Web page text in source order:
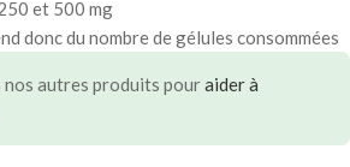
et 500 mg
donc du nombre de gélules consommées
autres produits pouraider à